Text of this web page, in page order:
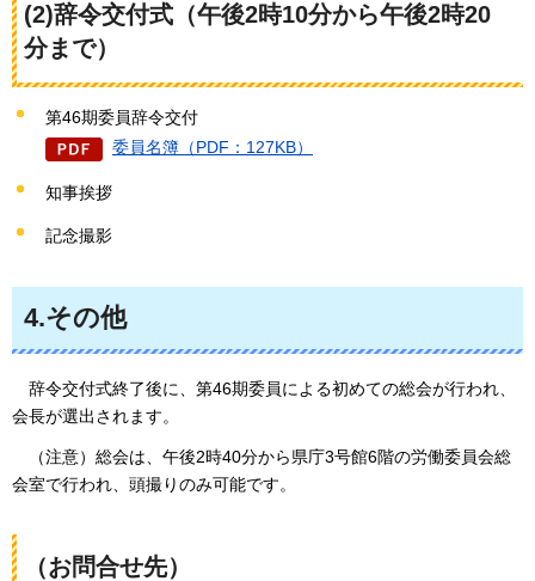
(2)辞令交付式（午後2時10分から午後2時20
分まで）
第46期委員辞令交付
委員名簿（PDF：127KB）
知事挨拶
記念撮影
4.その他
辞令交付式終了後に、第46期委員による初めての総会が行われ、
会長が選出されます。
（注意）総会は、午後2時40分から県庁3号館6階の労働委員会総
会室で行われ、頭撮りのみ可能です。
（お問合せ先）